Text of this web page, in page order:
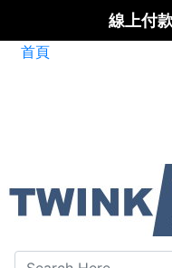
線上付
首頁
碳粉匣全面特惠價